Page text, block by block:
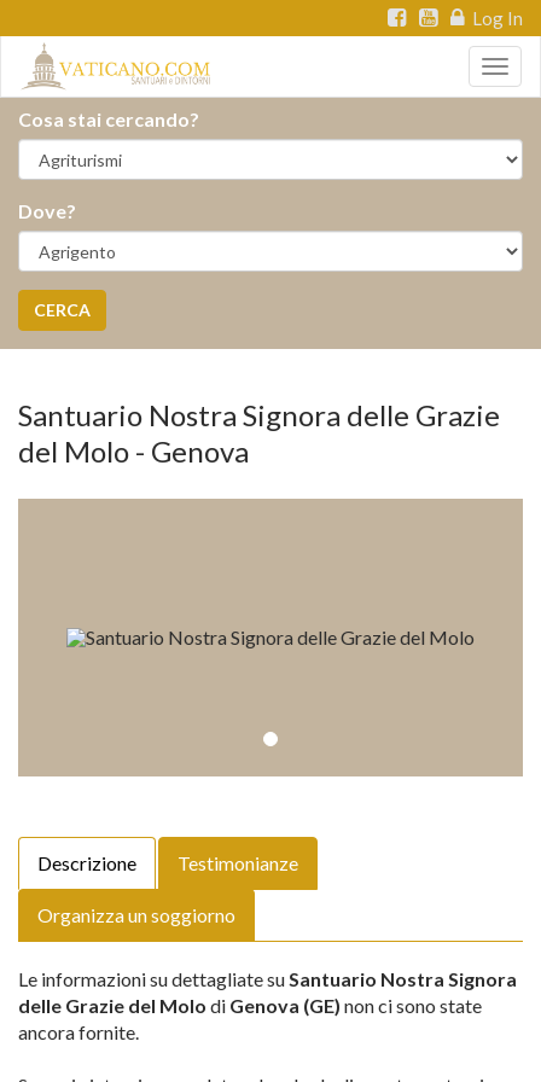
Log In
Cosa stai cercando?
Dove?
CERCA
Santuario Nostra Signora delle Grazie
del Molo - Genova
Descrizione Testimonianze
Organizza un soggiorno
Le informazioni su dettagliate suSantuario Nostra Signora
delle Grazie del Molo di Genova (GE) non ci sono state
ancora fornite.